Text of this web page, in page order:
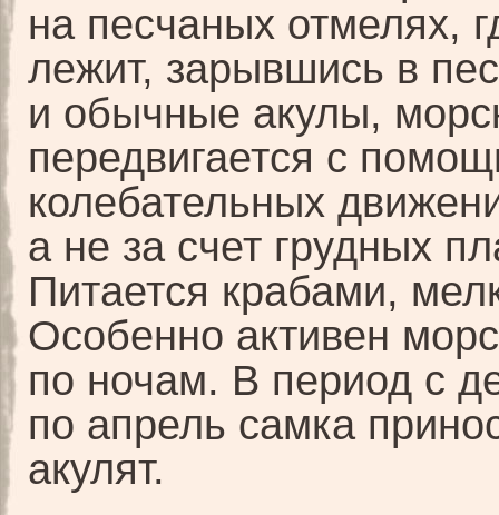
на песчаных отмелях,
лежит, зарывшись в
и обычные акулы,
передвигается с
колебательных
а не за счет грудных
Питается крабами,
Особенно активен
по ночам. В период с
по апрель самка
акулят.